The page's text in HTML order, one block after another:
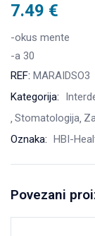
7.49 €
-okus mente
-a 30
REF: MARAIDSO3
Kategorija:
Stomatologija
Oznaka: HBI-
Povezani